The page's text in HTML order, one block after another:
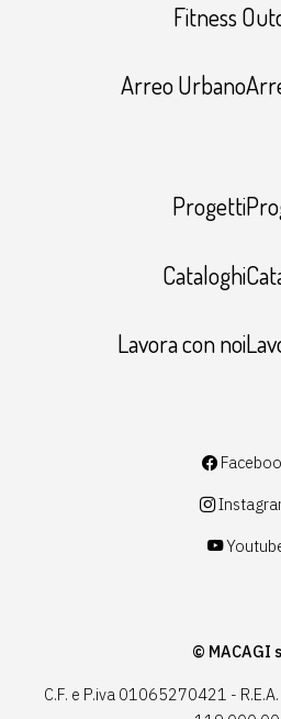
Fitness
Arreo
Lavora con
© MACAGI
C.F. e P.iva 01065270421 -